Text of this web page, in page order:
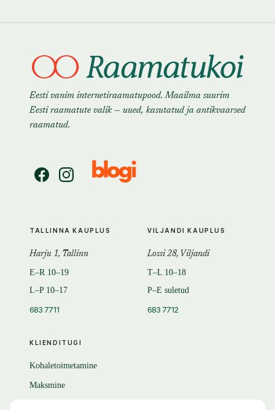
Eesti vanim internetiraamatupood. Maailma suurim
Eesti raamatute valik — uued, kasutatud ja antikvaarsed
raamatud.
KLIENDITUGI
Kohaletoimetamine
Maksmine
TALLINNA KAUPLUS
Harju 1, Tallinn
E–R 10–19
L–P 10–17
683 7711
VILJANDI KAUPLUS
Lossi 28, Viljandi
T–L 10–18
P–E suletud
683 7712